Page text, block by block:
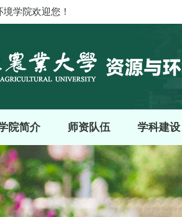
学院欢迎您！
院简介 师资队伍 学科建设